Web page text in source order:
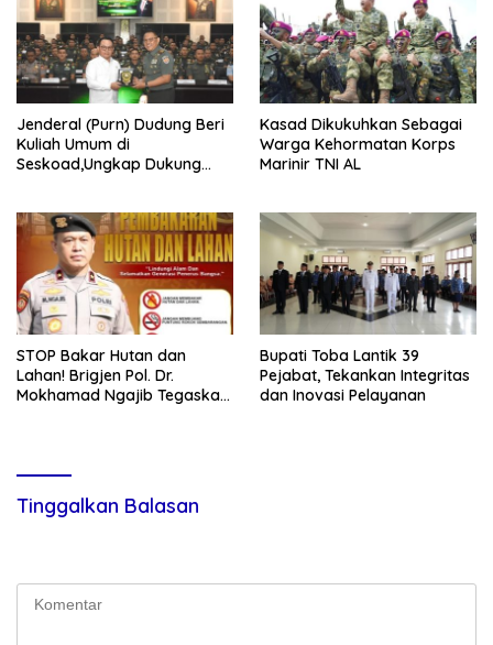
Jenderal (Purn) Dudung Beri
Kuliah Umum di
Seskoad,Ungkap Dukung
Kasad Dikukuhkan Sebagai
Warga Kehormatan Korps
Marinir TNI AL
STOP Bakar Hutan dan
Lahan! Brigjen Pol. Dr.
Mokhamad Ngajib Tegaskan:
Bupati Toba Lantik 39
Pejabat, Tekankan Integritas
dan Inovasi Pelayanan
Tinggalkan Balasan